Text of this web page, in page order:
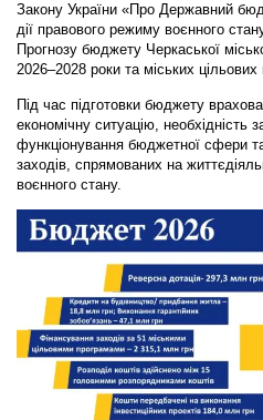
Закону України «Про Державний
дії правового режиму воєнного
Прогнозу бюджету Черкаської
2026–2028 роки та міських цільових
Під час підготовки бюджету
економічну ситуацію, необхідність
функціонування бюджетної сфери
заходів, спрямованих на
воєнного стану.